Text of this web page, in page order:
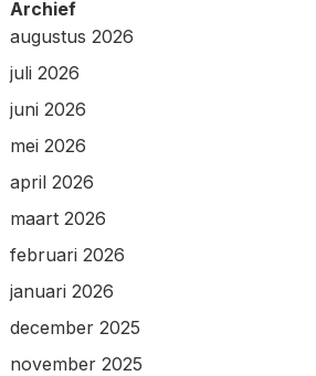
Archief
augustus 2026
juli 2026
juni 2026
mei 2026
april 2026
maart 2026
februari 2026
januari 2026
december 2025
november 2025